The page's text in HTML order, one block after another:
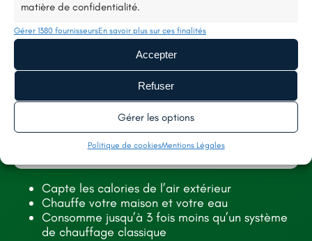
matière de confidentialité.
Gérer 1380 fournisseursEn savoir plus sur ces finalités
Accepter
Refuser
Gérer les options
Politique de cookiesMentions Légales
SERVICES AIDES
À PROPOS
NOS RÉALISATIONS
RECRUTEMENT
CONTACT
LÉGALES
MENTIONS LÉGALES
Capte les calories de l’air extérieur
Chauffe votre maison et votre eau
Consomme jusqu’à 3 fois moins qu’un système
de chauffage classique